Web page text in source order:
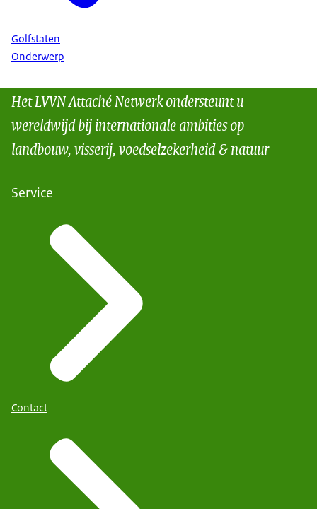
Golfstaten
Onderwerp
Het LVVN Attaché Netwerk ondersteunt u
wereldwijd bij internationale ambities op
landbouw, visserij, voedselzekerheid & natuur
Service
Contact